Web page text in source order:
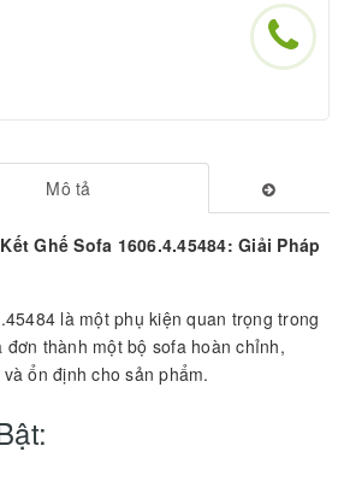
Mô tả
Ghế Sofa 1606.4.45484: Giải Pháp
là một phụ kiện quan trọng trong
thành một bộ sofa hoàn chỉnh,
ổn định cho sản phẩm.